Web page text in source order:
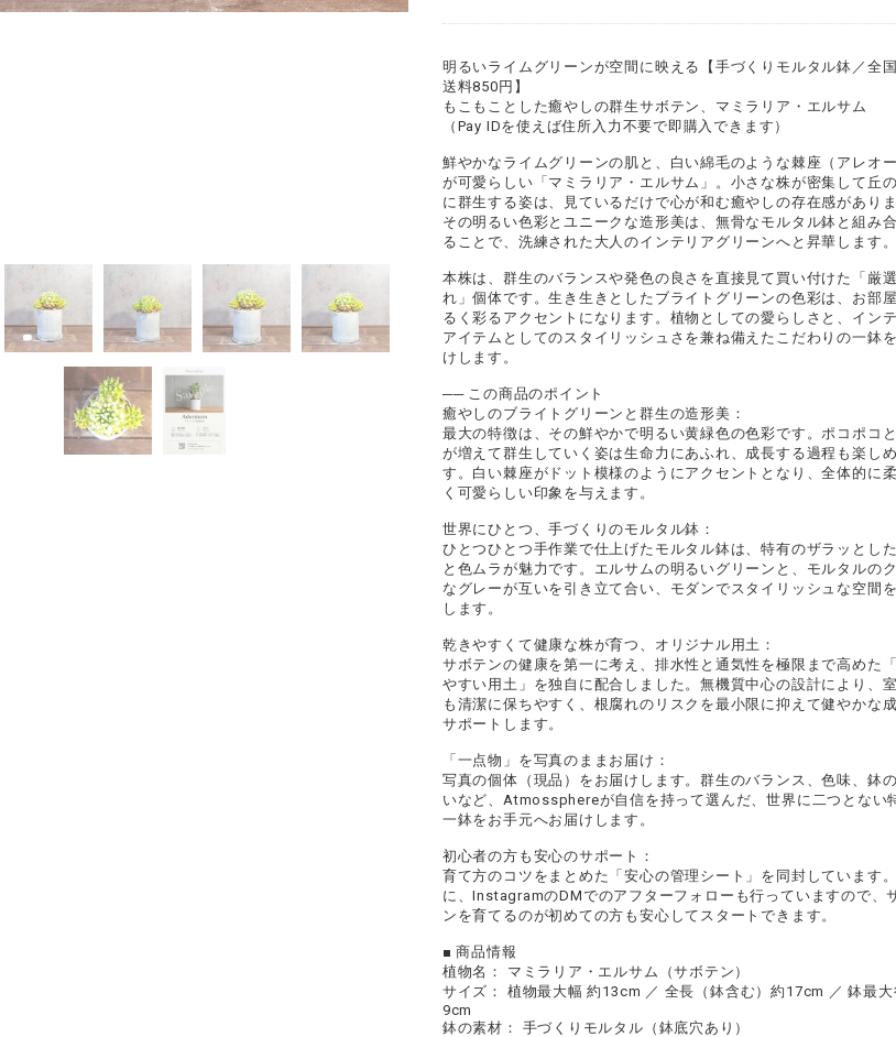
明るいライムグリーンが空間に映える【手づくりモルタル鉢／全
送料850円】
もこもことした癒やしの群生サボテン、マミラリア・エルサム
（Pay IDを使えば住所入力不要で即購入できます）
鮮やかなライムグリーンの肌と、白い綿毛のような棘座（アレオ
が可愛らしい「マミラリア・エルサム」。小さな株が密集して丘
に群生する姿は、見ているだけで心が和む癒やしの存在感があり
その明るい色彩とユニークな造形美は、無骨なモルタル鉢と組み
ることで、洗練された大人のインテリアグリーンへと昇華します
本株は、群生のバランスや発色の良さを直接見て買い付けた「厳
れ」個体です。生き生きとしたブライトグリーンの色彩は、お部
るく彩るアクセントになります。植物としての愛らしさと、イン
アイテムとしてのスタイリッシュさを兼ね備えたこだわりの一鉢
けします。
── この商品のポイント
癒やしのブライトグリーンと群生の造形美：
最大の特徴は、その鮮やかで明るい黄緑色の色彩です。ポコポコ
が増えて群生していく姿は生命力にあふれ、成長する過程も楽し
す。白い棘座がドット模様のようにアクセントとなり、全体的に
く可愛らしい印象を与えます。
世界にひとつ、手づくりのモルタル鉢：
ひとつひとつ手作業で仕上げたモルタル鉢は、特有のザラッとし
と色ムラが魅力です。エルサムの明るいグリーンと、モルタルの
なグレーが互いを引き立て合い、モダンでスタイリッシュな空間
します。
乾きやすくて健康な株が育つ、オリジナル用土：
サボテンの健康を第一に考え、排水性と通気性を極限まで高めた
やすい用土」を独自に配合しました。無機質中心の設計により、
も清潔に保ちやすく、根腐れのリスクを最小限に抑えて健やかな
サポートします。
「一点物」を写真のままお届け：
写真の個体（現品）をお届けします。群生のバランス、色味、鉢
いなど、Atmossphereが自信を持って選んだ、世界に二つとない
一鉢をお手元へお届けします。
初心者の方も安心のサポート：
育て方のコツをまとめた「安心の管理シート」を同封しています
に、InstagramのDMでのアフターフォローも行っていますので、
ンを育てるのが初めての方も安心してスタートできます。
■ 商品情報
植物名： マミラリア・エルサム（サボテン）
サイズ： 植物最大幅 約13cm ／ 全長（鉢含む）約17cm ／ 鉢最
9cm
鉢の素材： 手づくりモルタル（鉢底穴あり）